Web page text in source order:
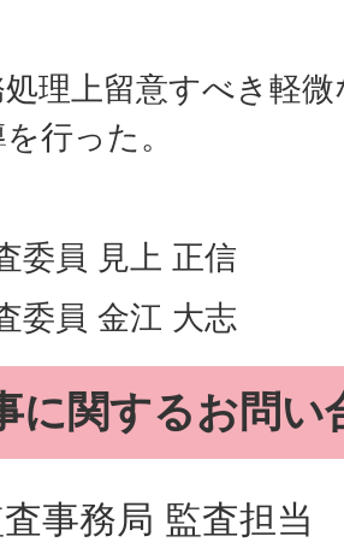
理上留意すべき軽
行った。
委員 見上 正信
委員 金江 大志
に関するお問い
事務局 監査担当